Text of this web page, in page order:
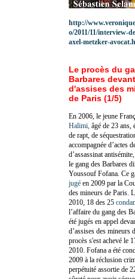
http://
o/2011/11/interview-
axel-metzker-
Le procès du
Barbares
d'assises des
de Paris (1/5)
En 2006, le jeune
Halimi, âgé de 23 ans,
de rapt, de
accompagnée d’actes
d’assassinat
le gang des Barbares
Youssouf Fofana. Ce
jugé en 2009 par la
des mineurs de Paris.
2010, 18 des 25
l’affaire du gang des
été jugés en appel
d’assises des mineurs
procès s'est achevé le
2010. Fofana a été c
2009 à la réclusion
perpétuité assortie de